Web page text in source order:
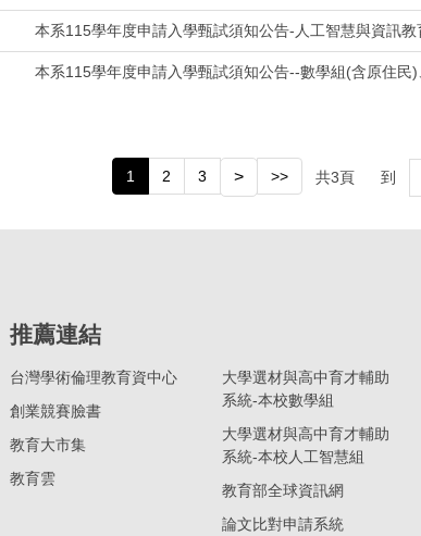
本系115學年度申請入學甄試須知公告-人工智慧與資訊
本系115學年度申請入學甄試須知公告--數學組(含原住民
1 2 3 > >> 共3頁 到
推薦連結
台灣學術倫理教育資中心
創業競賽臉書
教育大市集
教育雲
大學選材與高中育才輔助
系統-本校數學組
大學選材與高中育才輔助
系統-本校人工智慧組
教育部全球資訊網
論文比對申請系統